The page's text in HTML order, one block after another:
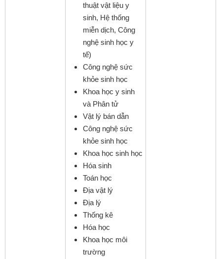
thuật vật liệu y
sinh, Hệ thống
miễn dịch, Công
nghệ sinh học y
tế)
Công nghệ sức
khỏe sinh học
Khoa học y sinh
và Phân tử
Vật lý bán dẫn
Công nghệ sức
khỏe sinh học
Khoa học sinh học
Hóa sinh
Toán học
Địa vật lý
Địa lý
Thống kê
Hóa học
Khoa học môi
trường